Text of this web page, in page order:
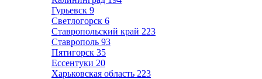
Гурьевск 9
Светлогорск 6
Ставропольский край 223
Ставрополь 93
Пятигорск 35
Ессентуки 20
Харьковская область 223